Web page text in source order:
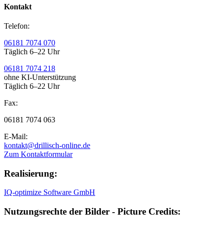
Kontakt
Telefon:
06181 7074 070
Täglich 6–22 Uhr
06181 7074 218
ohne KI-Unterstützung
Täglich 6–22 Uhr
Fax:
06181 7074 063
E-Mail:
kontakt@drillisch-online.de
Zum Kontaktformular
Realisierung:
IQ-optimize Software GmbH
Nutzungsrechte der Bilder - Picture Credits: